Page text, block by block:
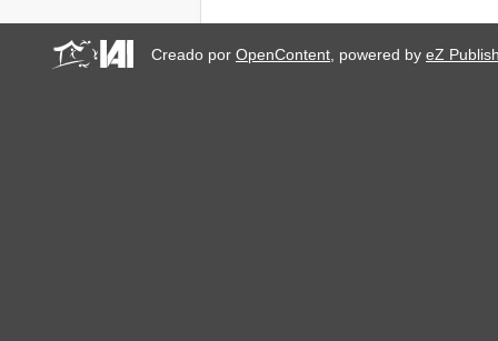
Creado porOpenContent , powered byeZ